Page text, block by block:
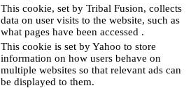
This cookie, set by Tribal Fusion, collects
data on user visits to the website, such as
what pages have been accessed .
This cookie is set by Yahoo to store
information on how users behave on
multiple websites so that relevant ads can
be displayed to them.